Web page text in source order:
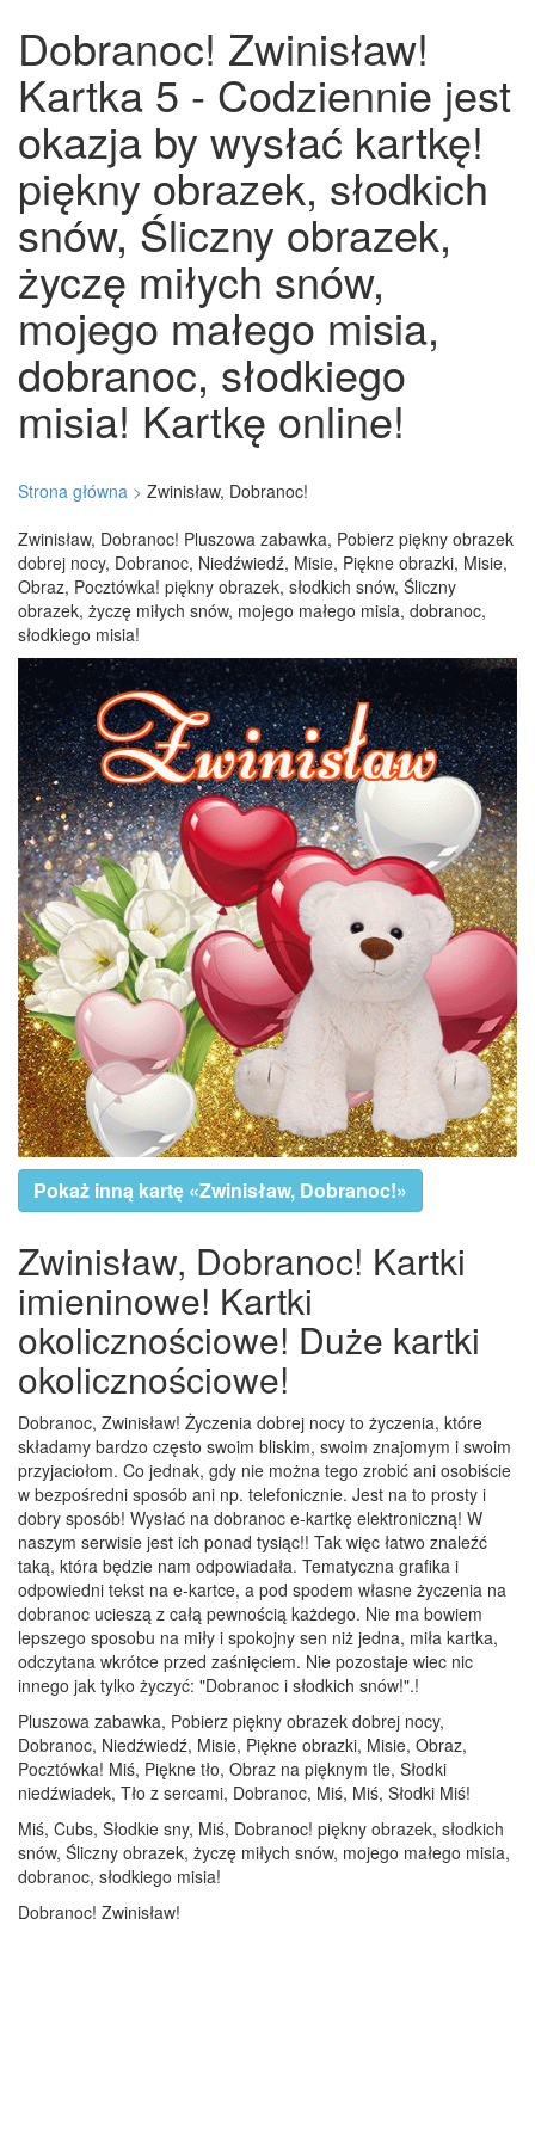
Dobranoc! Zwinisław!
Kartka 5 - Codziennie jest
okazja by wysłać kartkę!
piękny obrazek, słodkich
snów, Śliczny obrazek,
życzę miłych snów,
mojego małego misia,
dobranoc, słodkiego
misia! Kartkę online!
Strona główna > Zwinisław, Dobranoc!
Zwinisław, Dobranoc! Pluszowa zabawka, Pobierz piękny obrazek
dobrej nocy, Dobranoc, Niedźwiedź, Misie, Piękne obrazki, Misie,
Obraz, Pocztówka! piękny obrazek, słodkich snów, Śliczny
obrazek, życzę miłych snów, mojego małego misia, dobranoc,
słodkiego misia!
Pokaż inną kartę «Zwinisław, Dobranoc!»
Zwinisław, Dobranoc! Kartki
imieninowe! Kartki
okolicznościowe! Duże kartki
okolicznościowe!
Dobranoc, Zwinisław! Życzenia dobrej nocy to życzenia, które
składamy bardzo często swoim bliskim, swoim znajomym i swoim
przyjaciołom. Co jednak, gdy nie można tego zrobić ani osobiście
w bezpośredni sposób ani np. telefonicznie. Jest na to prosty i
dobry sposób! Wysłać na dobranoc e-kartkę elektroniczną! W
naszym serwisie jest ich ponad tysiąc!! Tak więc łatwo znaleźć
taką, która będzie nam odpowiadała. Tematyczna grafika i
odpowiedni tekst na e-kartce, a pod spodem własne życzenia na
dobranoc ucieszą z całą pewnością każdego. Nie ma bowiem
lepszego sposobu na miły i spokojny sen niż jedna, miła kartka,
odczytana wkrótce przed zaśnięciem. Nie pozostaje wiec nic
innego jak tylko życzyć: "Dobranoc i słodkich snów!".!
Pluszowa zabawka, Pobierz piękny obrazek dobrej nocy,
Dobranoc, Niedźwiedź, Misie, Piękne obrazki, Misie, Obraz,
Pocztówka! Miś, Piękne tło, Obraz na pięknym tle, Słodki
niedźwiadek, Tło z sercami, Dobranoc, Miś, Miś, Słodki Miś!
Miś, Cubs, Słodkie sny, Miś, Dobranoc! piękny obrazek, słodkich
snów, Śliczny obrazek, życzę miłych snów, mojego małego misia,
dobranoc, słodkiego misia!
Dobranoc! Zwinisław!